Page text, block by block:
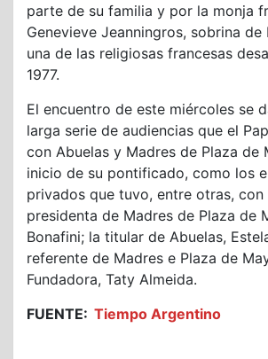
parte de su familia y por la monja
Genevieve Jeanningros, sobrina de
una de las religiosas francesas
1977.
El encuentro de este miércoles se
larga serie de audiencias que el
con Abuelas y Madres de Plaza de
inicio de su pontificado, como los
privados que tuvo, entre otras, con
presidenta de Madres de Plaza de
Bonafini; la titular de Abuelas,
referente de Madres e Plaza de
Fundadora, Taty Almeida.
FUENTE: Tiempo Argentino